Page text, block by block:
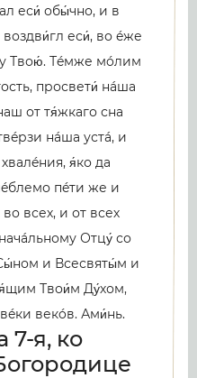
еси́ обы́чно, и в
еси́, во éже
Твою́. Тéмже мóлим
просвети́ нáша
от тя́жкаго сна
нáша устá, и
я́ко да
пéти же и
всех, и от всех
Отцу́ со
и Всесвяты́м и
Твои́м Ду́хом,
векóв. Ами́нь.
7-я, ко